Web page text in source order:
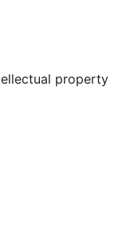
property